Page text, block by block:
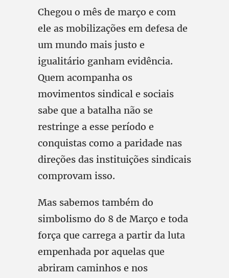
Chegou o mês de março e com
ele as mobilizações em defesa de
um mundo mais justo e
igualitário ganham evidência.
Quem acompanha os
movimentos sindical e sociais
sabe que a batalha não se
restringe a esse período e
conquistas como a paridade nas
direções das instituições sindicais
comprovam isso.
Mas sabemos também do
simbolismo do 8 de Março e toda
força que carrega a partir da luta
empenhada por aquelas que
abriram caminhos e nos